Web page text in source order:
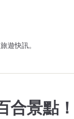
遊快訊。
合景點